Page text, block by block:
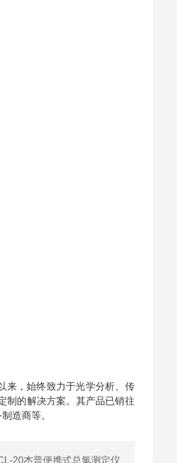
来，始终致力于光学分析、传
制的解决方案。其产品已销往
造商等。
20杰普便携式总氯测定仪